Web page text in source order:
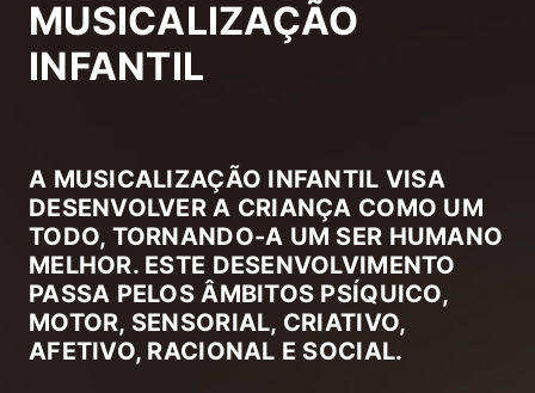
MUSICALIZAÇÃO
INFANTIL
A MUSICALIZAÇÃO INFANTIL VISA
DESENVOLVER A CRIANÇA COMO UM
TODO, TORNANDO-A UM SER HUMANO
MELHOR. ESTE DESENVOLVIMENTO
PASSA PELOS ÂMBITOS PSÍQUICO,
MOTOR, SENSORIAL, CRIATIVO,
AFETIVO, RACIONAL E SOCIAL.